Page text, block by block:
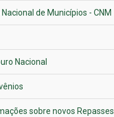
de Municípios - CNM
Nacional
sobre novos Repasses